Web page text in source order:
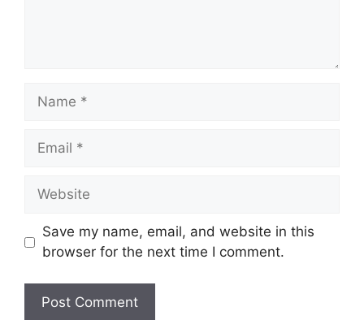
Name
Email
Website
Save my name, email, and website in this
browser for the next time I comment.